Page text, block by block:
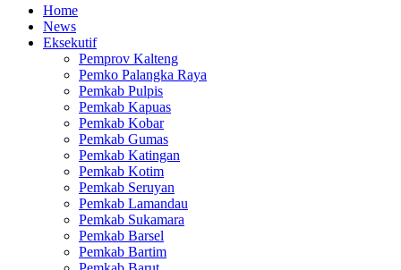
Home
News
Eksekutif
Pemprov Kalteng
Pemko Palangka Raya
Pemkab Pulpis
Pemkab Kapuas
Pemkab Kobar
Pemkab Gumas
Pemkab Katingan
Pemkab Kotim
Pemkab Seruyan
Pemkab Lamandau
Pemkab Sukamara
Pemkab Barsel
Pemkab Bartim